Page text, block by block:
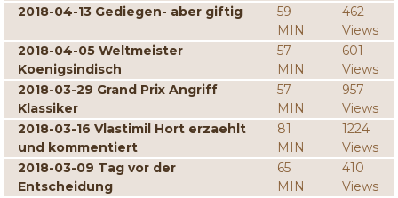
2018-04-13 Gediegen- aber giftig
59
MIN
462
Views
2018-04-05 Weltmeister
Koenigsindisch
57
MIN
601
Views
2018-03-29 Grand Prix Angriff
Klassiker
57
MIN
957
Views
2018-03-16 Vlastimil Hort erzaehlt
und kommentiert
81
MIN
1224
Views
2018-03-09 Tag vor der
Entscheidung
65
MIN
410
Views